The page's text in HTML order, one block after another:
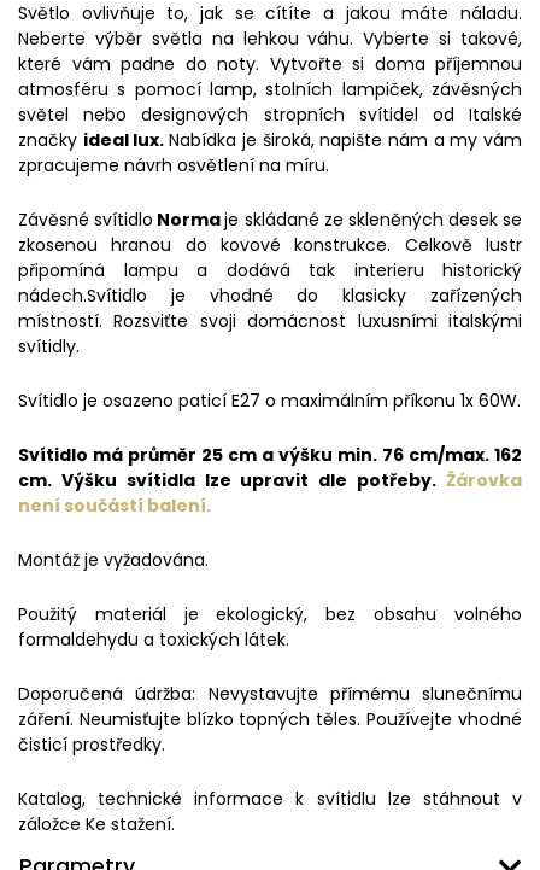
Světlo ovlivňuje to, jak se cítíte a jakou máte náladu.
Neberte výběr světla na lehkou váhu. Vyberte si takové,
které vám padne do noty. Vytvořte si doma příjemnou
atmosféru s pomocí lamp, stolních lampiček, závěsných
světel nebo designových stropních svítidel od Italské
značky ideal lux.Nabídka je široká, napište nám a my vám
zpracujeme návrh osvětlení na míru.
Závěsné svítidlo Normaje skládané ze skleněných desek se
zkosenou hranou do kovové konstrukce. Celkově lustr
připomíná lampu a dodává tak interieru historický
nádech.Svítidlo je vhodné do klasicky zařízených
místností. Rozsviťte svoji domácnost luxusními italskými
svítidly.
Svítidlo je osazeno paticí E27 o maximálním příkonu 1x 60W.
Svítidlo má průměr 25 cm a výšku min. 76 cm/max. 162
cm. Výšku svítidla lze upravit dle potřeby. Žárovka
není součástí balení.
Montáž je vyžadována.
Použitý materiál je ekologický, bez obsahu volného
formaldehydu a toxických látek.
Doporučená údržba: Nevystavujte přímému slunečnímu
záření. Neumisťujte blízko topných těles. Používejte vhodné
čisticí prostředky.
Katalog, technické informace k svítidlu lze stáhnout v
záložce Ke stažení.